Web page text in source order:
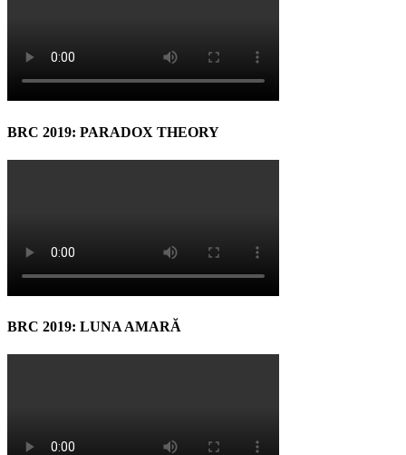
BRC 2019: PARADOX THEORY
BRC 2019: LUNA AMARĂ